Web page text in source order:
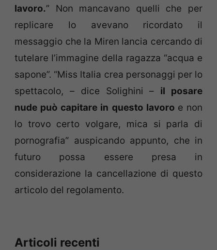
lavoro.” Non mancavano quelli che per
replicare lo avevano ricordato il
messaggio che la Miren lancia cercando di
tutelare l’immagine della ragazza “acqua e
sapone”. “Miss Italia crea personaggi per lo
spettacolo, – dice Solighini – il posare
nude può capitare in questo lavoro e non
lo trovo certo volgare, mica si parla di
pornografia” auspicando appunto, che in
futuro possa essere presa in
considerazione la cancellazione di questo
articolo del regolamento.
Articoli recenti